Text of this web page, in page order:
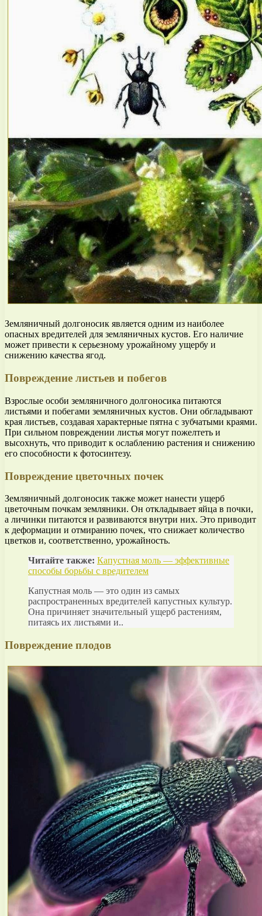
Земляничный долгоносик является одним из наиболее
опасных вредителей для земляничных кустов. Его наличие
может привести к серьезному урожайному ущербу и
снижению качества ягод.
Повреждение листьев и побегов
Взрослые особи земляничного долгоносика питаются
листьями и побегами земляничных кустов. Они обгладывают
края листьев, создавая характерные пятна с зубчатыми краями.
При сильном повреждении листья могут пожелтеть и
высохнуть, что приводит к ослаблению растения и снижению
его способности к фотосинтезу.
Повреждение цветочных почек
Земляничный долгоносик также может нанести ущерб
цветочным почкам земляники. Он откладывает яйца в почки,
а личинки питаются и развиваются внутри них. Это приводит
к деформации и отмиранию почек, что снижает количество
цветков и, соответственно, урожайность.
Читайте также: Капустная моль — эффективные
способы борьбы с вредителем
Капустная моль — это один из самых
распространенных вредителей капустных культур.
Она причиняет значительный ущерб растениям,
питаясь их листьями и..
Повреждение плодов